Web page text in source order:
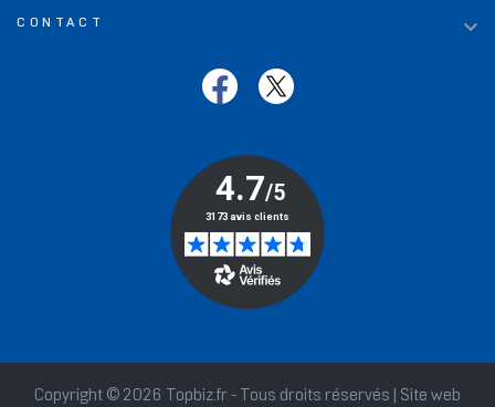
CONTACT 
Copyright © 2026 Topbiz.fr - Tous droits réservés | Site web